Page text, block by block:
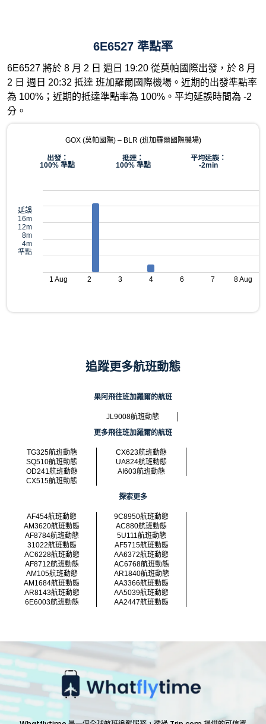
6E6527 準點率
6E6527 將於 8 月 2 日 週日 19:20 從莫帕國際出發，於 8 月
2 日 週日 20:32 抵達 班加羅爾國際機場。近期的出發準點率
為 100%；近期的抵達準點率為 100%。平均延誤時間為 -2
分。
GOX (莫帕國際) – BLR (班加羅爾國際機場)
出發：
100% 準點
抵達：
100% 準點
平均延誤：
-2min
延誤
16m
12m
8m
4m
準點
1 Aug 2 3 4 6 7 8 Aug
追蹤更多航班動態
果阿飛往班加羅爾的航班
JL9008航班動態
更多飛往班加羅爾的航班
TG325航班動態
CX623航班動態
SQ510航班動態
UA824航班動態
OD241航班動態
AI603航班動態
CX515航班動態
探索更多
AF454航班動態
9C8950航班動態
AM3620航班動態
AC880航班動態
AF8784航班動態
5U111航班動態
31022航班動態
AF5715航班動態
AC6228航班動態
AA6372航班動態
AF8712航班動態
AC6768航班動態
AM105航班動態
AR1840航班動態
AM1684航班動態
AA3366航班動態
AR8143航班動態
AA5039航班動態
6E6003航班動態
AA2447航班動態